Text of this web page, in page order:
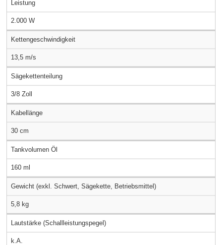
Leistung
2.000 W
Kettengeschwindigkeit
13,5 m/s
Sägekettenteilung
3/8 Zoll
Kabellänge
30 cm
Tankvolumen Öl
160 ml
Gewicht (exkl. Schwert, Sägekette, Betriebsmittel)
5,8 kg
Lautstärke (Schallleistungspegel)
k.A.